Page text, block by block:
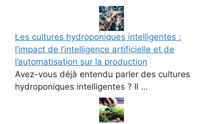
Les cultures hydroponiques intelligentes :
l’impact de l’intelligence artificielle et de
l’automatisation sur la production
Avez-vous déjà entendu parler des cultures
hydroponiques intelligentes ? Il …